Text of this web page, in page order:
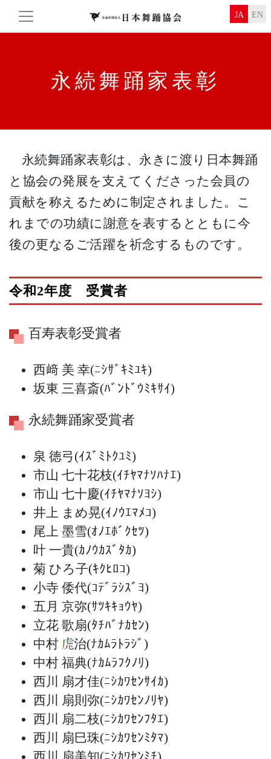
JA EN
永続舞踊家表彰
永続舞踊家表彰は、永きに渡り日本舞踊
と協会の発展を支えてくださった会員の
貢献を称えるために制定されました。こ
れまでの功績に謝意を表するとともに今
後の更なるご活躍を祈念するものです。
令和2年度 受賞者
百寿表彰受賞者
西﨑 美 幸(ﾆｼｻﾞｷﾐﾕｷ)
坂東 三喜斎(ﾊﾞﾝﾄﾞｳﾐｷｻｲ)
永続舞踊家受賞者
泉 徳弓(ｲｽﾞﾐﾄｸﾕﾐ)
市山 七十花枝(ｲﾁﾔﾏﾅｿﾊﾅｴ)
市山 七十慶(ｲﾁﾔﾏﾅｿﾖｼ)
井上 まめ晃(ｲﾉｳｴﾏﾒｺ)
尾上 墨雪(ｵﾉｴﾎﾞｸｾﾂ)
叶 一貴(ｶﾉｳｶｽﾞﾀｶ)
菊 ひろ子(ｷｸﾋﾛｺ)
小寺 倭代(ｺﾃﾞﾗｼｽﾞﾖ)
五月 京弥(ｻﾂｷｷｮｳﾔ)
立花 歌扇(ﾀﾁﾊﾞﾅｶｾﾝ)
中村
治(ﾅｶﾑﾗﾄﾗｼﾞ)
中村 福典(ﾅｶﾑﾗﾌｸﾉﾘ)
西川 扇才佳(ﾆｼｶﾜｾﾝｻｲｶ)
西川 扇則弥(ﾆｼｶﾜｾﾝﾉﾘﾔ)
西川 扇二枝(ﾆｼｶﾜｾﾝﾌﾀｴ)
西川 扇巳珠(ﾆｼｶﾜｾﾝﾐﾀﾏ)